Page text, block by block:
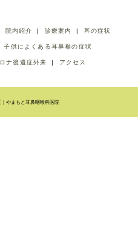
院内紹介 診療案内 耳の症状
子供によくある耳鼻喉の症状
ナ後遺症外来 アクセス
やまもと耳鼻咽喉科医院